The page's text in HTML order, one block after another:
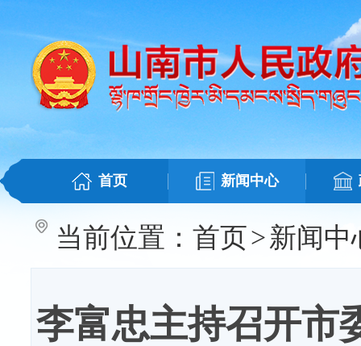
首页 新闻中心
当前位置： 首页>新闻中
李富忠主持召开市